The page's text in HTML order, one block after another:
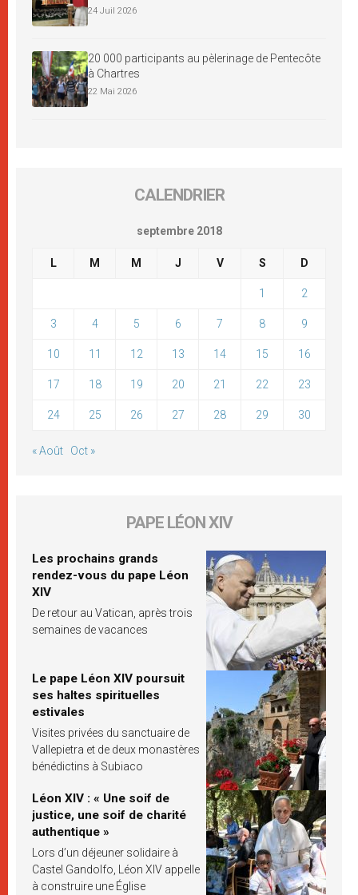
24 Juil 2026
20 000 participants au pèlerinage de Pentecôte
à Chartres
22 Mai 2026
CALENDRIER
septembre 2018
L M M J V S D
1 2
3 4 5 6 7 8 9
10 11 12 13 14 15 16
17 18 19 20 21 22 23
24 25 26 27 28 29 30
« Août Oct »
PAPE LÉON XIV
Les prochains grands
rendez-vous du pape Léon
XIV
De retour au Vatican, après trois
semaines de vacances
Le pape Léon XIV poursuit
ses haltes spirituelles
estivales
Visites privées du sanctuaire de
Vallepietra et de deux monastères
bénédictins à Subiaco
Léon XIV : « Une soif de
justice, une soif de charité
authentique »
Lors d’un déjeuner solidaire à
Castel Gandolfo, Léon XIV appelle
à construire une Église